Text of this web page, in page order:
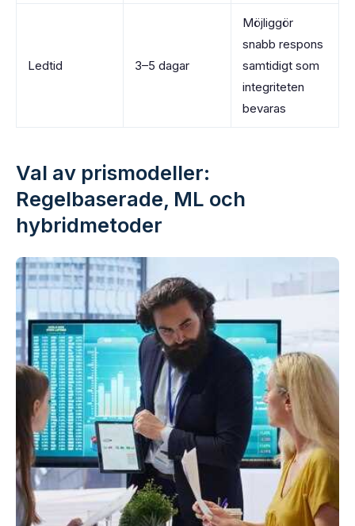
Ledtid 3–5 dagar
Möjliggör
snabb respons
samtidigt som
integriteten
bevaras
Val av prismodeller:
Regelbaserade, ML och
hybridmetoder